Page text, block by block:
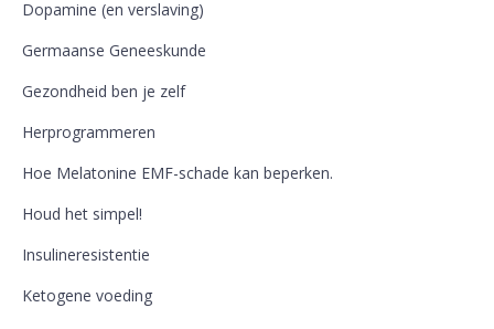
Dopamine (en verslaving)
Germaanse Geneeskunde
Gezondheid ben je zelf
Herprogrammeren
Hoe Melatonine EMF-schade kan beperken.
Houd het simpel!
Insulineresistentie
Ketogene voeding